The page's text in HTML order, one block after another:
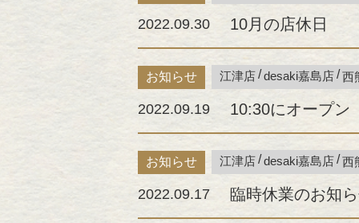
2022.09.30 10月の店休日
お知らせ 江津店 desaki嘉島店 西
2022.09.19 10:30にオープン
お知らせ 江津店 desaki嘉島店 西
2022.09.17 臨時休業のお知